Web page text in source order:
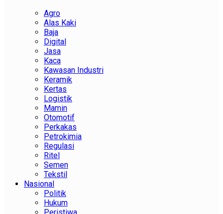
Agro
Alas Kaki
Baja
Digital
Jasa
Kaca
Kawasan Industri
Keramik
Kertas
Logistik
Mamin
Otomotif
Perkakas
Petrokimia
Regulasi
Ritel
Semen
Tekstil
Nasional
Politik
Hukum